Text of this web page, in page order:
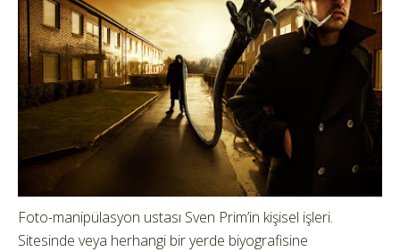
Foto-manipülasyon ustası Sven Prim’in kişisel işleri.
Sitesinde veya herhangi bir yerde biyografisine